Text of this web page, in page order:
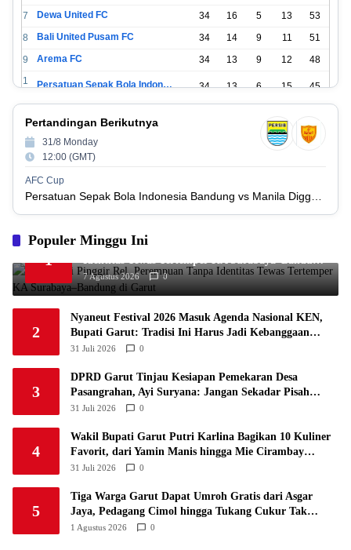
7
Dewa United FC 34 16 5 13
53
8
Bali United Pusam FC 34 14 9 11
51
9
Arema FC 34 13 9 12
48
1
Persatuan Sepak Bola Indonesia Tangerang 34 13 6 15 45
1
1
2
17
3
1
4
1
6
Persis Solo 34 8 10 16 34
1
7
Semen Padang FC
Persatuan Sepak Bola Biak Sekitarnya 34 4 6 24
Pertandingan Berikutnya
31/8 Monday
12:00 (GMT)
AFC Cup
Populer Minggu Ini
1
Berjalan di Pinggir Rel, Perempuan Tanpa
di Garut
7 Agustus 2026 0
2
Nyaneut Festival 2026 Masuk Agenda Nasional KEN,
Bupati Garut: Tradisi Ini Harus Jadi Kebanggaan
Daerah
31 Juli 2026 0
3
DPRD Garut Tinjau Kesiapan Pemekaran Desa
Pasangrahan, Ayi Suryana: Jangan Sekadar Pisah
Wilayah
31 Juli 2026 0
4
Wakil Bupati Garut Putri Karlina Bagikan 10 Kuliner
Favorit, dari Yamin Manis hingga Mie Cirambay
Cigedug
31 Juli 2026 0
5
Tiga Warga Garut Dapat Umroh Gratis dari Asgar
Jaya, Pedagang Cimol hingga Tukang Cukur Tak
Kuasa Menahan Haru
1 Agustus 2026 0